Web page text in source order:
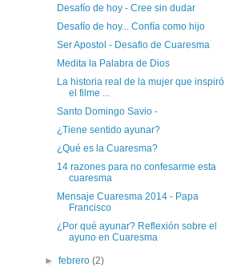
Desafío de hoy - Cree sin dudar
Desafío de hoy... Confía como hijo
Ser Apostol - Desafio de Cuaresma
Medita la Palabra de Dios
La historia real de la mujer que inspiró
el filme ...
Santo Domingo Savio -
¿Tiene sentido ayunar?
¿Qué es la Cuaresma?
14 razones para no confesarme esta
cuaresma
Mensaje Cuaresma 2014 - Papa
Francisco
¿Por qué ayunar? Reflexión sobre el
ayuno en Cuaresma
►febrero(2)